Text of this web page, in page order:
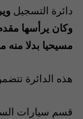
دائرة التسجيل
وكان يرأسها
مسيحيا بدلا منه
هذه الدائرة
قسم سيارات